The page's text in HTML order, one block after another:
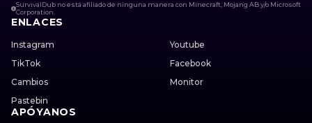
SurvivalDub no está afiliado de ninguna manera con Minecraft, Mojang AB y/o Microsoft
Corporation.
ENLACES
Instagram
Youtube
TikTok
Facebook
Cambios
Monitor
Pastebin
APÓYANOS